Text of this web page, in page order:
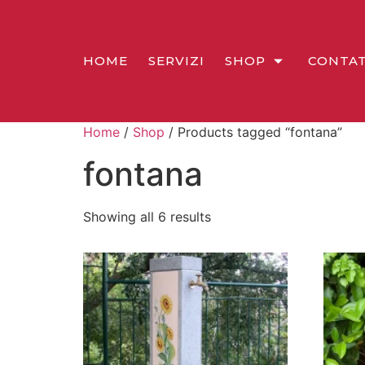
HOME SERVIZI SHOP
Home / Shop / Products tagged “fontana”
fontana
Showing all 6 results